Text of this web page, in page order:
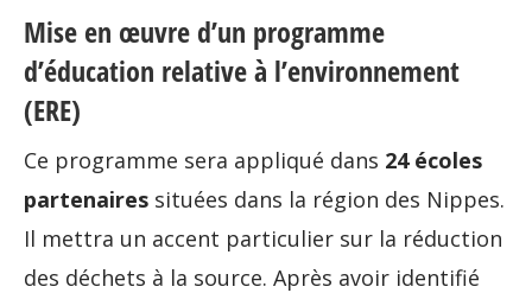
Mise en œuvre d’un programme
d’éducation relative à l’environnement
(ERE)
Ce programme sera appliqué dans 24 écoles
partenaires situées dans la région des Nippes.
Il mettra un accent particulier sur la réduction
des déchets à la source. Après avoir identifié